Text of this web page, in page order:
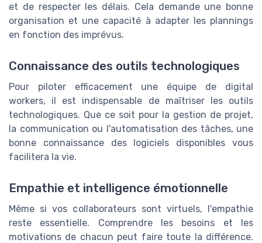
et de respecter les délais. Cela demande une bonne
organisation et une capacité à adapter les plannings
en fonction des imprévus.
Connaissance des outils technologiques
Pour piloter efficacement une équipe de digital
workers, il est indispensable de maîtriser les outils
technologiques. Que ce soit pour la gestion de projet,
la communication ou l'automatisation des tâches, une
bonne connaissance des logiciels disponibles vous
facilitera la vie.
Empathie et intelligence émotionnelle
Même si vos collaborateurs sont virtuels, l'empathie
reste essentielle. Comprendre les besoins et les
motivations de chacun peut faire toute la différence.